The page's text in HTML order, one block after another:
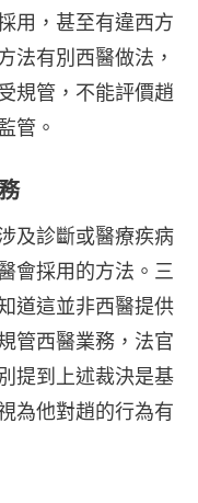
用，甚至有違西方
法有別西醫做法，
規管，不能評價趙
管。
及診斷或醫療疾病
會採用的方法。三
道這並非西醫提供
管西醫業務，法官
提到上述裁決是基
為他對趙的行為有